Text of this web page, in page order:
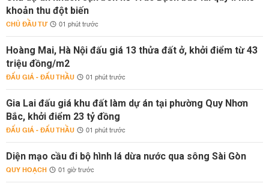
khoản thu đột biến
CHỦ ĐẦU TƯ 01 phút trước
Hoàng Mai, Hà Nội đấu giá 13 thửa đất ở, khởi điểm từ 43
triệu đồng/m2
ĐẤU GIÁ - ĐẤU THẦU 01 phút trước
Gia Lai đấu giá khu đất làm dự án tại phường Quy Nhơn
Bắc, khởi điểm 23 tỷ đồng
ĐẤU GIÁ - ĐẤU THẦU 01 phút trước
Diện mạo cầu đi bộ hình lá dừa nước qua sông Sài Gòn
QUY HOẠCH 01 giờ trước